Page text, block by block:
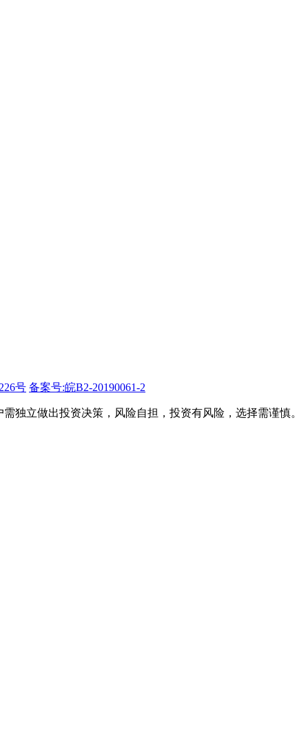
号 备案号:皖B2-20190061-2
独立做出投资决策，风险自担，投资有风险，选择需谨慎。